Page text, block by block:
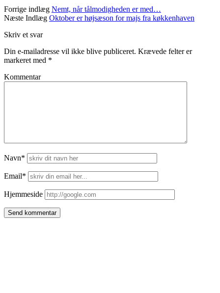
Forrige indlæg Nemt, når tålmodigheden er med…
Næste Indlæg Oktober er højsæson for majs fra køkkenhaven
Skriv et svar
Din e-mailadresse vil ikke blive publiceret. Krævede felter er
markeret med *
Kommentar
Navn*
Email*
Hjemmeside